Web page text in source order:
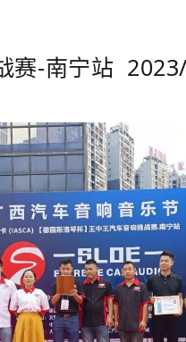
赛-南宁站